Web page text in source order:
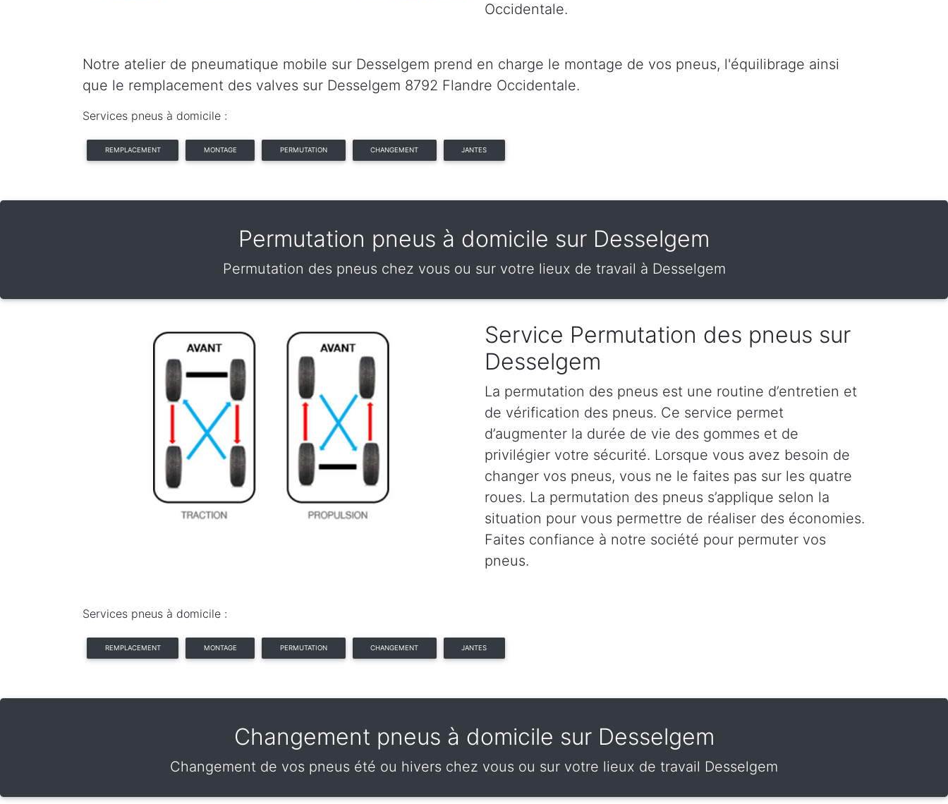
Occidentale.
Notre atelier de pneumatique mobile sur Desselgem prend en charge le montage de vos pneus, l'équilibrage ainsi
que le remplacement des valves sur Desselgem 8792 Flandre Occidentale.
Services pneus à domicile :
REMPLACEMENT MONTAGE PERMUTATION CHANGEMENT JANTES
Permutation pneus à domicile sur Desselgem
Permutation des pneus chez vous ou sur votre lieux de travail à Desselgem
Service Permutation des pneus sur
Desselgem
La permutation des pneus est une routine d’entretien et
de vérification des pneus. Ce service permet
d’augmenter la durée de vie des gommes et de
privilégier votre sécurité. Lorsque vous avez besoin de
changer vos pneus, vous ne le faites pas sur les quatre
roues. La permutation des pneus s’applique selon la
situation pour vous permettre de réaliser des économies.
Faites confiance à notre société pour permuter vos
pneus.
Services pneus à domicile :
REMPLACEMENT MONTAGE PERMUTATION CHANGEMENT JANTES
Changement pneus à domicile sur Desselgem
Changement de vos pneus été ou hivers chez vous ou sur votre lieux de travail Desselgem